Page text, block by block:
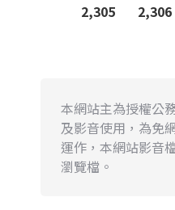
2,305
2,306
本網站主為授權公
及影音使用，為免
運作，本網站影音
瀏覽檔。